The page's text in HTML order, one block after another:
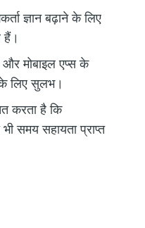
ज्ञान बढ़ाने के लिए
हैं।
मोबाइल एप्स के
लिए सुलभ।
करता है कि
समय सहायता प्राप्त